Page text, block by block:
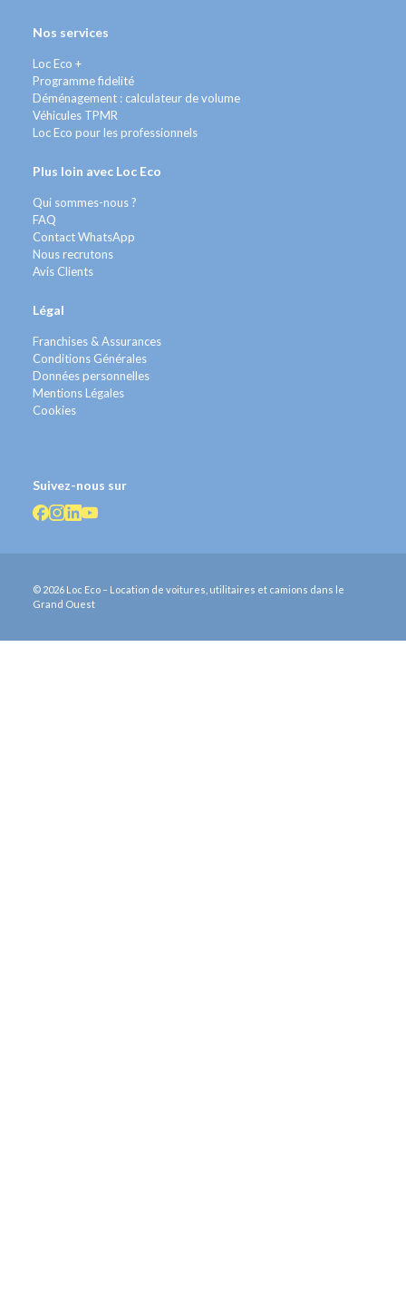
Nos services
Loc Eco +
Programme fidelité
Déménagement : calculateur de volume
Véhicules TPMR
Loc Eco pour les professionnels
Plus loin avec Loc Eco
Qui sommes-nous ?
FAQ
Contact WhatsApp
Nous recrutons
Avis Clients
Légal
Franchises & Assurances
Conditions Générales
Données personnelles
Mentions Légales
Cookies
Suivez-nous sur
© 2026 Loc Eco – Location de voitures, utilitaires et camions dans le
Grand Ouest